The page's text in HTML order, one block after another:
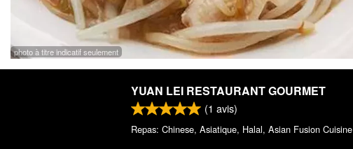
photo à titre indicatif seulement
YUAN LEI RESTAURANT GOURMET
(1 avis)
Repas: Chinese, Asiatique, Halal, Asian Fusion Cuisine